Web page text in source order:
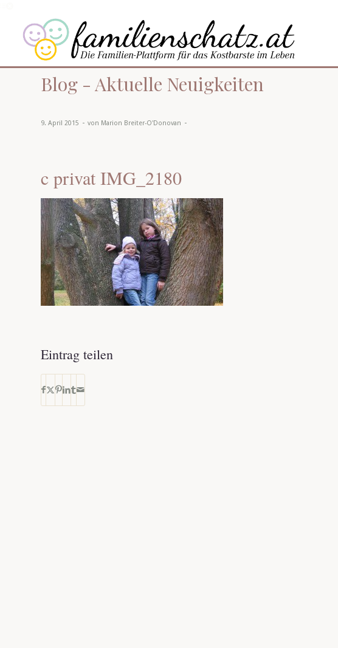
Blog - Aktuelle Neuigkeiten
9. April 2015 - von Marion Breiter-O'Donovan -
c privat IMG_2180
Eintrag teilen